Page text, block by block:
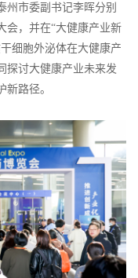
州市委副书记李晖分别
会，并在“大健康产业新
细胞外泌体在大健康产
探讨大健康产业未来发
路径。